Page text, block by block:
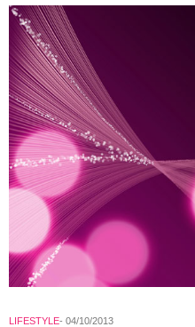
LIFESTYLE 04/10/2013